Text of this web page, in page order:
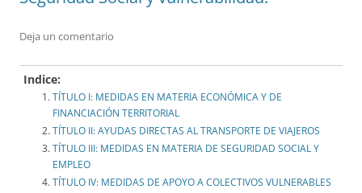
Deja un comentario
Indice:
TÍTULO I: MEDIDAS EN MATERIA ECONÓMICA Y DE
FINANCIACIÓN TERRITORIAL
TÍTULO II: AYUDAS DIRECTAS AL TRANSPORTE DE VIAJEROS
TÍTULO III: MEDIDAS EN MATERIA DE SEGURIDAD SOCIAL Y
EMPLEO
TÍTULO IV: MEDIDAS DE APOYO A COLECTIVOS VULNERABLES